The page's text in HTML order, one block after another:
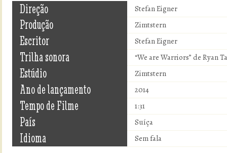
Direção Stefan Eigner
Produção Zimtstern
Escritor Stefan Eigner
Trilha sonora “We are Warriors” de Ryan
Estúdio Zimtstern
Ano de lançamento 2014
Tempo de Filme 1:31
País Suíça
Idioma Sem fala